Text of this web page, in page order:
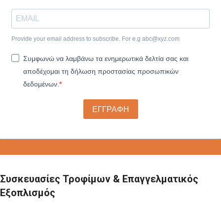
Provide your email address to subscribe. For e.g abc@xyz.com
Συμφωνώ να λαμβάνω τα ενημερωτικά δελτία σας και
αποδέχομαι τη δήλωση προστασίας προσωπικών
δεδομένων.
ΕΓΓΡΑΦΗ
Συσκευασίες Τροφίμων & Επαγγελματικός
Εξοπλισμός